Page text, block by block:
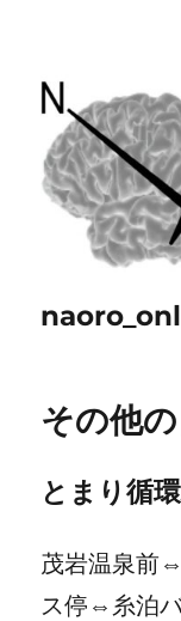
その他
とまり循
茂岩温泉前
ス停⇔糸泊